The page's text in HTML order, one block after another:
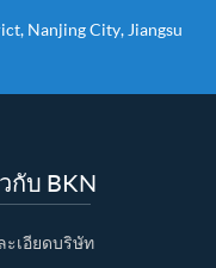
Nanjing City, Jiangsu
กับ BKN
ะเอียดบริษัท